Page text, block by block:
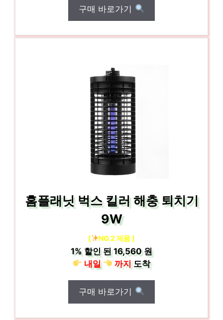
구매 바로가기
홈플래닛 벅스 킬러 해충 퇴치기
9W
[ NO.2 제품 ]
1% 할인 된16,560 원
내일
까지도착
구매 바로가기